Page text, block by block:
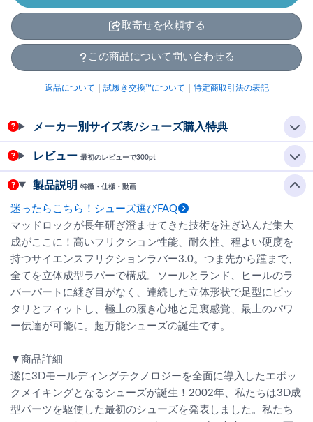
取寄せを依頼する
この商品について問い合わせる
返品について 試履き交換™について 特定商取引法の表記
メーカー別サイズ表/シューズ購入特典
レビュー 最初のレビューで300pt
製品説明 特徴・仕様・動画
迷ったらこちら！シューズ選びFAQ
マッドロックが長年研ぎ澄ませてきた技術を注ぎ込んだ集大
成がここに！高いフリクション性能、耐久性、程よい硬度を
持つサイエンスフリクションラバー3.0。つま先から踵まで、
全てを立体成型ラバーで構成。ソールとランド、ヒールのラ
バーパートに継ぎ目がなく、連続した立体形状で足型にピッ
タリとフィットし、極上の履き心地と足裏感覚、最上のパワ
ー伝達が可能に。超万能シューズの誕生です。
▼商品詳細
遂に3Dモールディングテクノロジーを全面に導入したエポッ
クメイキングとなるシューズが誕生！2002年、私たちは3D成
型パーツを駆使した最初のシューズを発表しました。私たち